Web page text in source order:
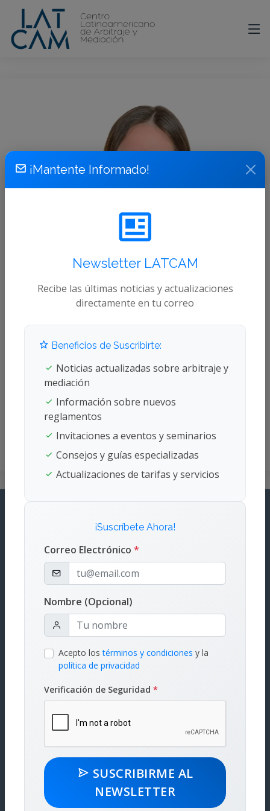
Curriculum
Ana Sofía Vargas
Arbitraje Internacional
Asunción - Paraguay
administrativa)
Avenida Ygatimi 1270, UNIBE - Universidad Iberoamericana (Sala
de Audiencias)
Arbitraje Comercial Nacional e Internacional
Institución nominadora de árbitros
¡Mantente Informado!
Newsletter LATCAM
Recibe las últimas noticias y actualizaciones
directamente en tu correo
Beneficios de Suscribirte:
Noticias actualizadas sobre arbitraje y
mediación
Información sobre nuevos
reglamentos
Invitaciones a eventos y seminarios
Consejos y guías especializadas
Actualizaciones de tarifas y servicios
¡Suscríbete Ahora!
Correo Electrónico *
Nombre (Opcional)
Acepto lostérminos y condiciones y la
política de privacidad
Verificación de Seguridad *
SUSCRIBIRME AL
NEWSLETTER